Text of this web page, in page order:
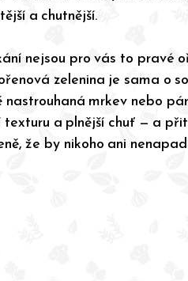
a chutnější.
nejsou pro vás to pravé
zelenina je sama o
nastrouhaná mrkev nebo
a plnější chuť — a
že by nikoho ani